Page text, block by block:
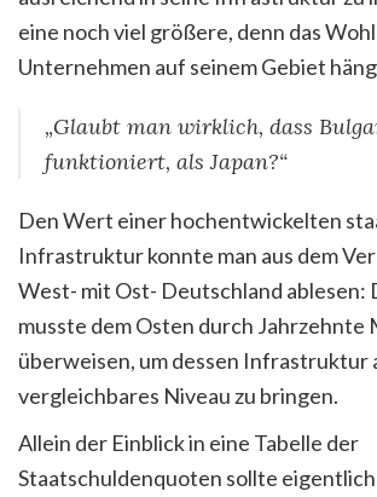
eine noch viel größere, denn das
Unternehmen auf seinem Gebiet
„Glaubt man wirklich, dass
funktioniert, als Japan?“
Den Wert einer hochentwickelten
Infrastruktur konnte man aus dem
West- mit Ost- Deutschland ablesen:
musste dem Osten durch Jahrzehnte
überweisen, um dessen ­Infrastruktur
vergleichbares Niveau zu bringen.
Allein der Einblick in eine Tabelle der
Staatschuldenquoten sollte